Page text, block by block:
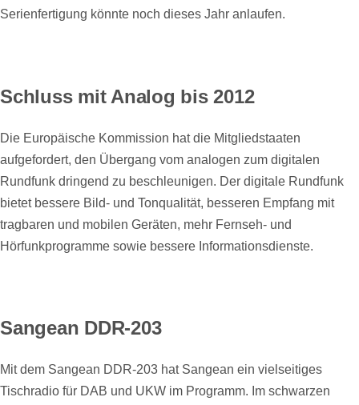
Serienfertigung könnte noch dieses Jahr anlaufen.
Schluss mit Analog bis 2012
Die Europäische Kommission hat die Mitgliedstaaten
aufgefordert, den Übergang vom analogen zum digitalen
Rundfunk dringend zu beschleunigen. Der digitale Rundfunk
bietet bessere Bild- und Tonqualität, besseren Empfang mit
tragbaren und mobilen Geräten, mehr Fernseh- und
Hörfunkprogramme sowie bessere Informationsdienste.
Sangean DDR-203
Mit dem Sangean DDR-203 hat Sangean ein vielseitiges
Tischradio für DAB und UKW im Programm. Im schwarzen